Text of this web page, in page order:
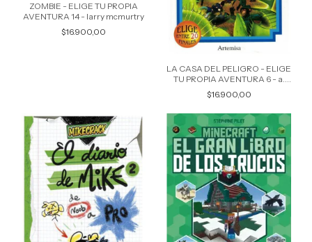
ZOMBIE - ELIGE TU PROPIA
AVENTURA 14 - larry mcmurtry
$16.900,00
LA CASA DEL PELIGRO - ELIGE
TU PROPIA AVENTURA 6 - a.
montgomery r.
$16.900,00